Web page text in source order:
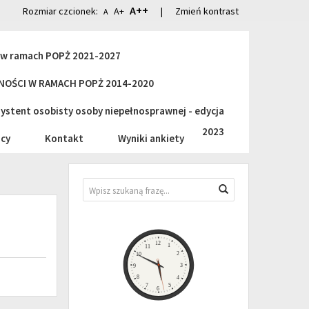
Rozmiar czcionek: A A+ A++ | Zmień kontrast
ramach POPŻ 2021-2027
W RAMACH POPŻ 2014-2020
osobisty osoby niepełnosprawnej - edycja
2023
Kontakt Wyniki ankiety
Wyszukiwarka
1
2
3
4
5
6
7
8
9
10
11
12